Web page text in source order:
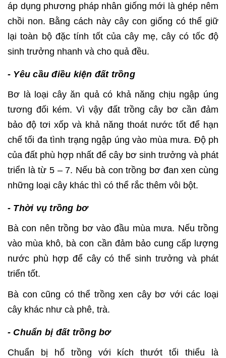
áp dụng phương pháp nhân giống mới là ghép nêm
chồi non. Bằng cách này cây con giống có thể giữ
lại toàn bộ đặc tính tốt của cây mẹ, cây có tốc độ
sinh trưởng nhanh và cho quả đều.
- Yêu cầu điều kiện đất trồng
Bơ là loại cây ăn quả có khả năng chịu ngập úng
tương đối kém. Vì vậy đất trồng cây bơ cần đảm
bảo độ tơi xốp và khả năng thoát nước tốt để hạn
chế tối đa tình trạng ngập úng vào mùa mưa. Độ ph
của đất phù hợp nhất để cây bơ sinh trưởng và phát
triển là từ 5 – 7. Nếu bà con trồng bơ đan xen cùng
những loại cây khác thì có thể rắc thêm vôi bột.
- Thời vụ trồng bơ
Bà con nên trồng bơ vào đầu mùa mưa. Nếu trồng
vào mùa khô, bà con cần đảm bảo cung cấp lượng
nước phù hợp để cây có thể sinh trưởng và phát
triển tốt.
Bà con cũng có thể trồng xen cây bơ với các loại
cây khác như cà phê, trà.
- Chuẩn bị đất trồng bơ
Chuẩn bị hố trồng với kích thướt tối thiểu là